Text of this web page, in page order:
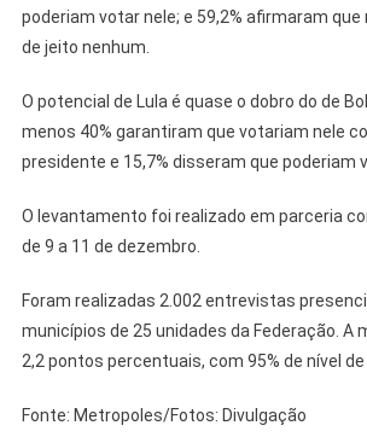
poderiam votar nele; e 59,2% afirmaram
de jeito nenhum.
O potencial de Lula é quase o dobro do de
menos 40% garantiram que votariam nele
presidente e 15,7% disseram que poderiam
O levantamento foi realizado em parceria
de 9 a 11 de dezembro.
Foram realizadas 2.002 entrevistas
municípios de 25 unidades da Federação. A
2,2 pontos percentuais, com 95% de nível
Fonte: Metropoles/Fotos: Divulgação